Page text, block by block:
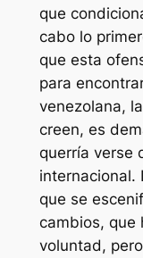
que
cabo lo
que esta
para
venezolana,
creen, es
querría verse
internacional.
que se
cambios, que
voluntad,